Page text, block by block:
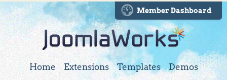
Member Dashboard
Home Extensions Templates Demos